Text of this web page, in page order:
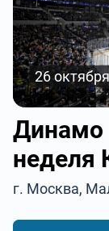
26
Динамо
неделя
г. Москва,